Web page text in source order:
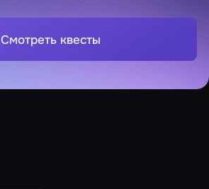
Смотреть квесты